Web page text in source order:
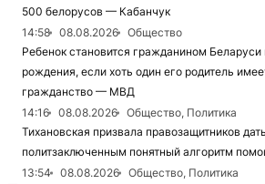
500 белорусов — Кабанчук
14:58
08.08.2026
Общество
Ребенок становится гражданином
рождения, если хоть один его родитель
гражданство — МВД
14:16
08.08.2026
Общество, Политика
Тихановская призвала правозащитников
политзаключенным понятный алгоритм
13:54
08.08.2026
Общество, Политика